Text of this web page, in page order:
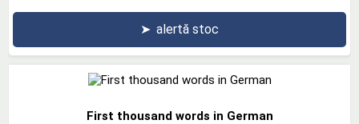
➤ alertă stoc
First thousand words in German